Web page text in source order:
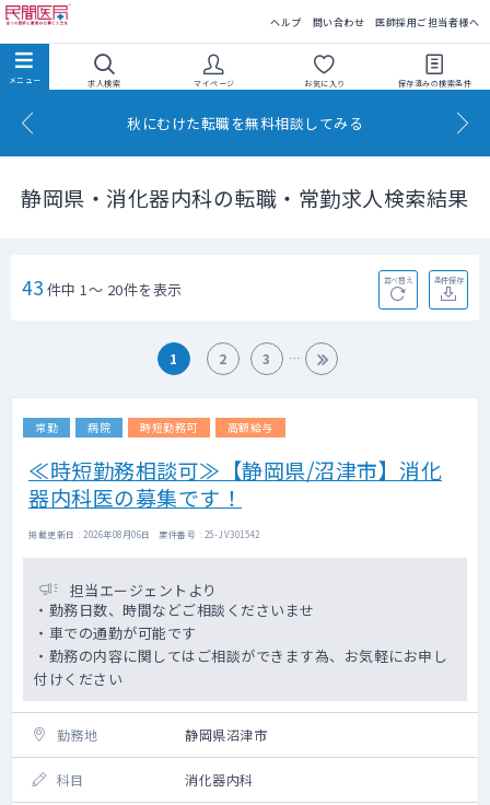
ヘルプ 問い合わせ 医師採用ご担当者様へ
求人検索 マイページ お気に入り 保存済みの検索条件
秋にむけた転職を無料相談してみる
静岡県・消化器内科の転職・常勤求人検索結果
43 件中 1～ 20件を表示 並べ替え 条件保存
1 2 3
常勤 病院 時短勤務可 高額給与
≪時短勤務相談可≫【静岡県/沼津市】消化
器内科医の募集です！
掲載更新日 : 2026年08月06日 案件番号 : 25-JV301542
担当エージェントより
・勤務日数、時間などご相談くださいませ
・車での通勤が可能です
・勤務の内容に関してはご相談ができます為、お気軽にお申し
付けください
勤務地 静岡県沼津市
科目 消化器内科